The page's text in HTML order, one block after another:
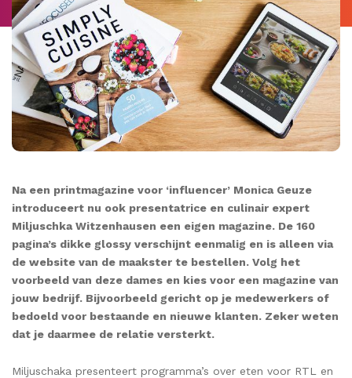
Na een printmagazine voor ‘influencer’ Monica Geuze
introduceert nu ook presentatrice en culinair expert
Miljuschka Witzenhausen een eigen magazine. De 160
pagina’s dikke glossy verschijnt eenmalig en is alleen via
de website van de maakster te bestellen. Volg het
voorbeeld van deze dames en kies voor een magazine van
jouw bedrijf. Bijvoorbeeld gericht op je medewerkers of
bedoeld voor bestaande en nieuwe klanten. Zeker weten
dat je daarmee de relatie versterkt.
Miljuschaka presenteert programma’s over eten voor RTL en